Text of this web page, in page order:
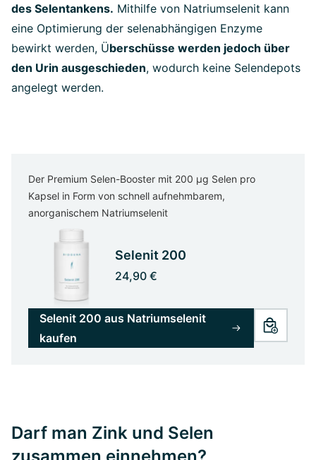
des Selentankens. Mithilfe von Natriumselenit kann
eine Optimierung der selenabhängigen Enzyme
bewirkt werden, Überschüsse werden jedoch über
den Urin ausgeschieden, wodurch keine Selendepots
angelegt werden.
Der Premium Selen-Booster mit 200 µg Selen pro
Kapsel in Form von schnell aufnehmbarem,
anorganischem Natriumselenit
Selenit 200
24,90 €
Selenit 200 aus Natriumselenit
kaufen
Darf man Zink und Selen
zusammen einnehmen?